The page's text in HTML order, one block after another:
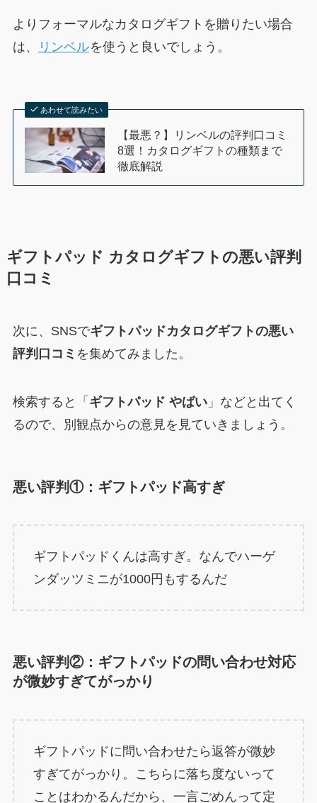
よりフォーマルなカタログギフトを贈りたい場合
は、
リンベルを使うと良いでしょう。
あわせて読みたい
【最悪？】リンベルの評判口コミ
8選！カタログギフトの種類まで
徹底解説
ギフトパッド カタログギフトの悪い評判
口コミ
次に、SNSでギフトパッドカタログギフトの悪い
評判口コミ を集めてみました。
検索すると「 ギフトパッド やばい」などと出てく
るので、別観点からの意見を見ていきましょう。
悪い評判①：ギフトパッド高すぎ
ギフトパッドくんは高すぎ。なんでハーゲ
ンダッツミニが1000円もするんだ
悪い評判②：ギフトパッドの問い合わせ対応
が微妙すぎてがっかり
ギフトパッドに問い合わせたら返答が微妙
すぎてがっかり。こちらに落ち度ないって
ことはわかるんだから、一言ごめんって定